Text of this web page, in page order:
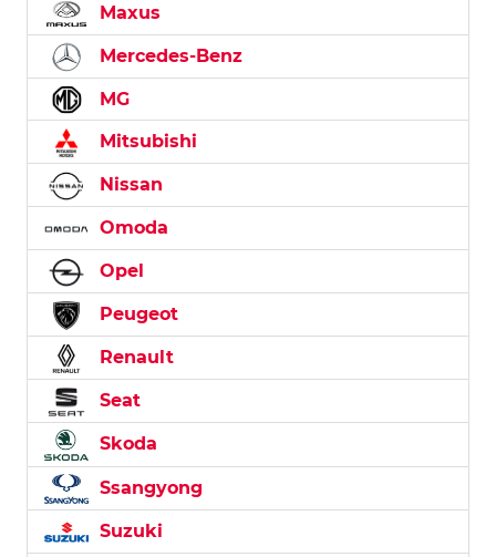
Maxus
Mercedes-Benz
MG
Mitsubishi
Nissan
Omoda
Opel
Peugeot
Renault
Seat
Skoda
Ssangyong
Suzuki